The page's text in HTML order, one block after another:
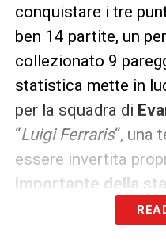
conquistare i tre
ben 14 partite, un
collezionato 9
statistica mette in
per la squadra di
“Luigi Ferraris“, una
essere invertita
importante della
In sintesi, mentre la